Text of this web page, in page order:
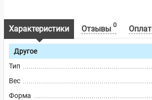
Характеристики Отзывы 0
Другое
Тип
Вес
Форма